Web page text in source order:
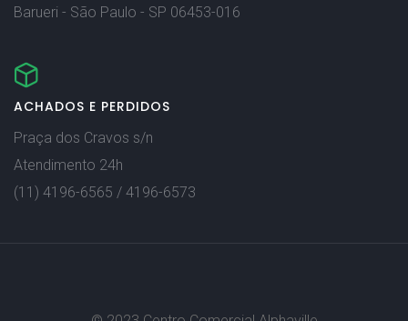
Barueri - São Paulo - SP 06453-016
ACHADOS E PERDIDOS
Praça dos Cravos s/n
Atendimento 24h
(11) 4196-6565 / 4196-6573